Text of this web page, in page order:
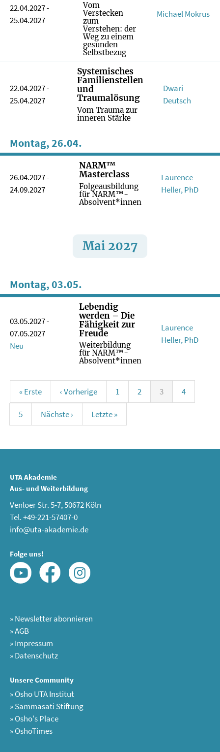
22.04.2027 -
25.04.2027
Vom
Verstecken
zum
Verstehen: der
Weg zu einem
gesunden
Selbstbezug
Michael Mokrus
22.04.2027 -
25.04.2027
Systemisches
Familienstellen
und
Traumalösung
Vom Trauma zur
inneren Stärke
Dwari
Deutsch
Montag, 26.04.
26.04.2027 -
24.09.2027
NARM™
Masterclass
Folgeausbildung
für NARM™-
Absolvent*innen
Laurence
Heller, PhD
Mai 2027
Montag, 03.05.
03.05.2027 -
07.05.2027
Neu
Lebendig
werden – Die
Fähigkeit zur
Freude
Weiterbildung
für NARM™-
Absolvent*innen
Laurence
Heller, PhD
« Erste ‹ Vorherige 1 2 3 4
5 Nächste › Letzte »
UTA Akademie
Aus- und Weiterbildung
Venloer Str. 5-7, 50672 Köln
Tel. +49-221-57407-0
info@uta-akademie.de
Folge uns!
»Newsletter abonnieren
»AGB
»Impressum
»Datenschutz
Unsere Community
»Osho UTA Institut
»Sammasati Stiftung
»Osho's Place
»OshoTimes